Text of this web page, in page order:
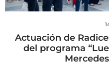
Actuación de
del programa